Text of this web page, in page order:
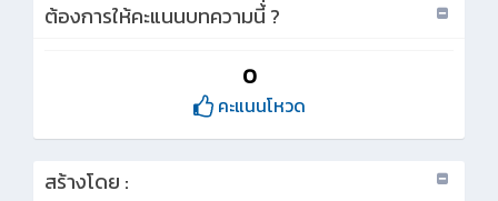
ต้องการให้คะแนนบทความนี้่ ?
0
คะแนนโหวด
สร้างโดย :